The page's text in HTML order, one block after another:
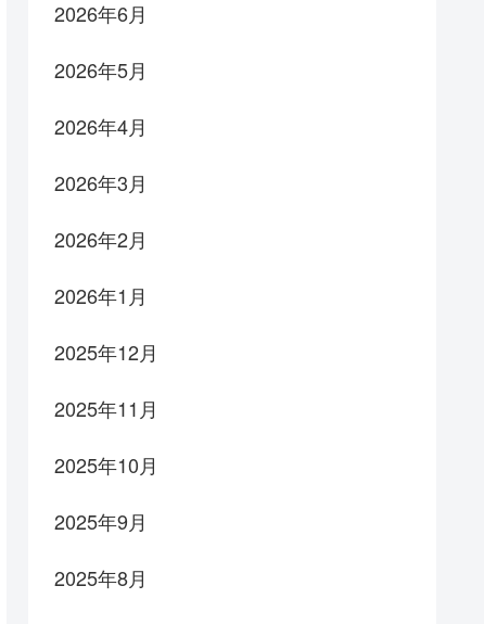
2026年6月
2026年5月
2026年4月
2026年3月
2026年2月
2026年1月
2025年12月
2025年11月
2025年10月
2025年9月
2025年8月